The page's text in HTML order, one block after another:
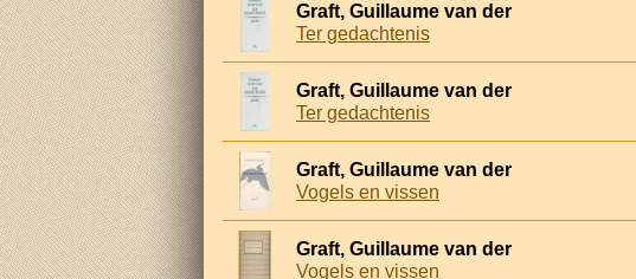
Graft, Guillaume van der
Ter gedachtenis
Graft, Guillaume van der
Ter gedachtenis
Graft, Guillaume van der
Vogels en vissen
Graft, Guillaume van der
Vogels en vissen